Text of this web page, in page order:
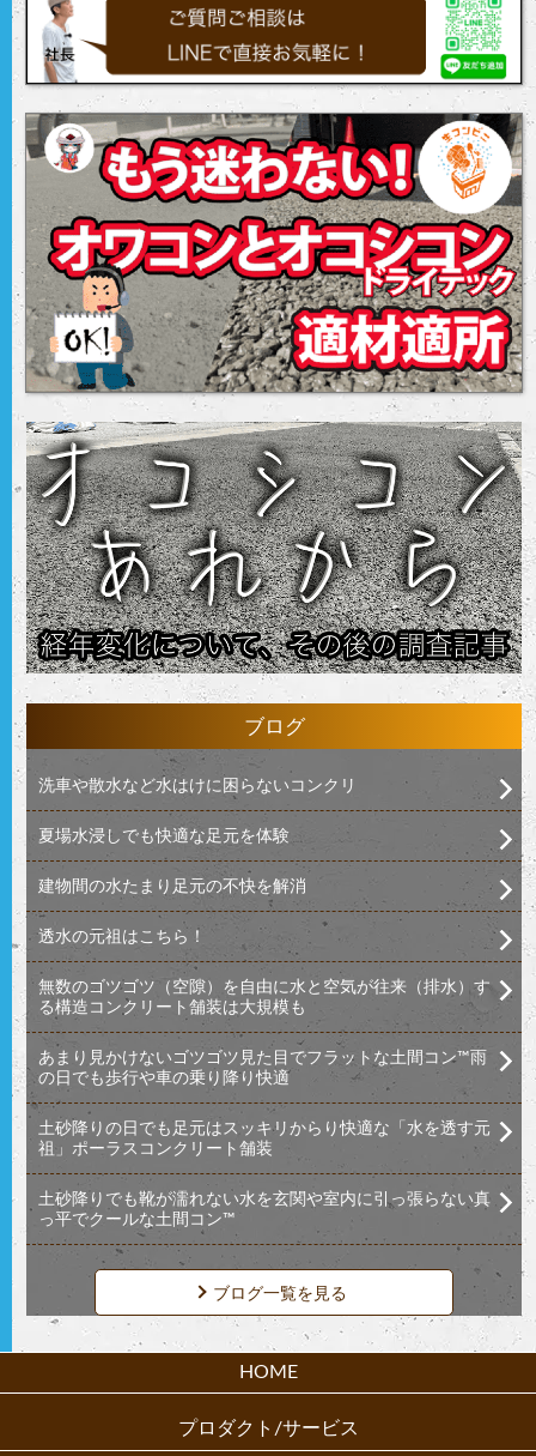
ブログ
洗車や散水など水はけに困らないコンクリ
夏場水浸しでも快適な足元を体験
建物間の水たまり足元の不快を解消
透水の元祖はこちら！
無数のゴツゴツ（空隙）を自由に水と空気が往来（排水）す
る構造コンクリート舗装は大規模も
あまり見かけないゴツゴツ見た目でフラットな土間コン™︎雨
の日でも歩行や車の乗り降り快適
土砂降りの日でも足元はスッキリからり快適な「水を透す元
祖」ポーラスコンクリート舗装
土砂降りでも靴が濡れない水を玄関や室内に引っ張らない真
っ平でクールな土間コン™︎
ブログ一覧を見る
HOME
プロダクト/サービス